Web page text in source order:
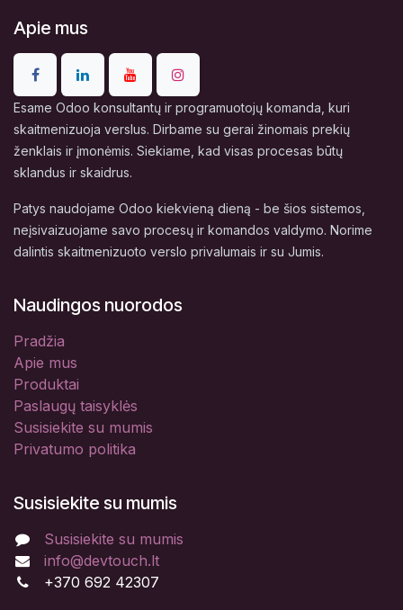
Apie mus
Esame Odoo konsultantų ir programuotojų komanda, kuri
skaitmenizuoja verslus. Dirbame su gerai žinomais prekių
ženklais ir įmonėmis. Siekiame, kad visas procesas būtų
sklandus ir skaidrus.
Patys naudojame Odoo kiekvieną dieną - be šios sistemos,
neįsivaizuojame savo procesų ir komandos valdymo. Norime
dalintis skaitmenizuoto verslo privalumais ir su Jumis.
Naudingos nuorodos
Pradžia
Apie mus
Produktai
Paslaugų taisyklės
Susisiekite su mumis
Privatumo politika
Susisiekite su mumis
Susisiekite su mumis
info@devtouch.lt
+370 692 42307